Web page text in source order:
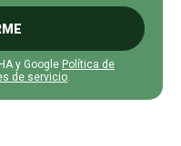
y Google Política de
de servicio.